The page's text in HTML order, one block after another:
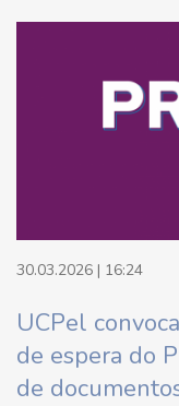
30.03.2026 | 16:24
UCPel
de espera do
de